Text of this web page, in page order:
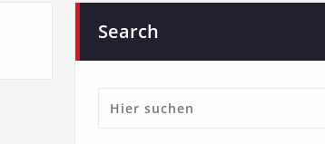
Search